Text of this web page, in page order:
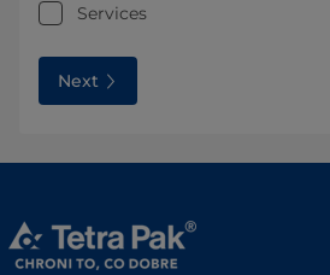
Services
Next